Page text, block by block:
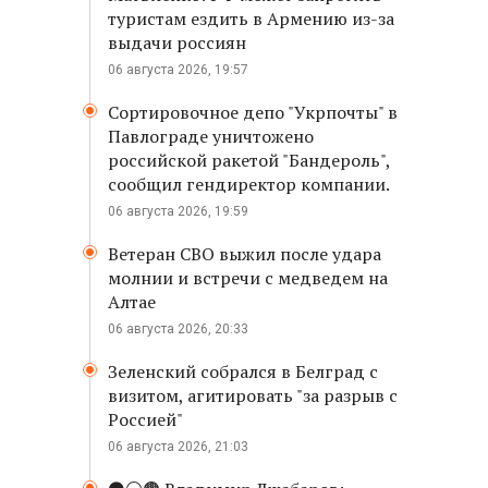
туристам ездить в Армению из-за
выдачи россиян
06 августа 2026, 19:57
Сортировочное депо "Укрпочты" в
Павлограде уничтожено
российской ракетой "Бандероль",
сообщил гендиректор компании.
06 августа 2026, 19:59
Ветеран СВО выжил после удара
молнии и встречи с медведем на
Алтае
06 августа 2026, 20:33
Зеленский собрался в Белград с
визитом, агитировать "за разрыв с
Россией"
06 августа 2026, 21:03